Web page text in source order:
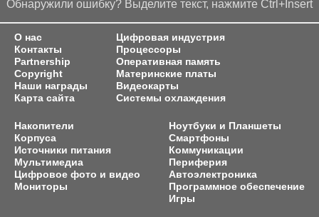
Обнаружили ошибку? Выделите текст, нажмите Ctrl+Insert
О нас
Контакты
Partnership
Copyright
Наши награды
Карта сайта
Цифровая индустрия
Процессоры
Оперативная память
Материнские платы
Видеокарты
Системы охлаждения
Накопители
Корпуса
Источники питания
Мультимедиа
Цифровое фото и видео
Мониторы
Ноутбуки и Планшеты
Смартфоны
Коммуникации
Периферия
Автоэлектроника
Программное обеспечение
Игры